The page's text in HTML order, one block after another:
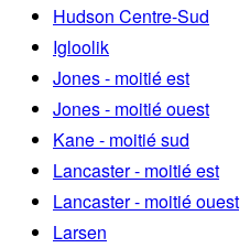
Hudson Centre-Sud
Igloolik
Jones - moitié est
Jones - moitié ouest
Kane - moitié sud
Lancaster - moitié est
Lancaster - moitié ouest
Larsen